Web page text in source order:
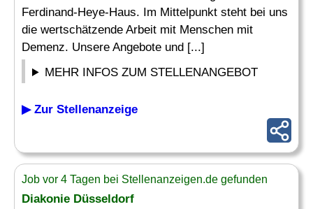
Ferdinand-Heye-Haus. Im Mittelpunkt steht bei uns
die wertschätzende Arbeit mit Menschen mit
Demenz. Unsere Angebote und [...]
MEHR INFOS ZUM STELLENANGEBOT
▶ Zur Stellenanzeige
Job vor 4 Tagen bei Stellenanzeigen.de gefunden
Diakonie Düsseldorf